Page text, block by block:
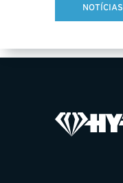
NOTÍCIAS